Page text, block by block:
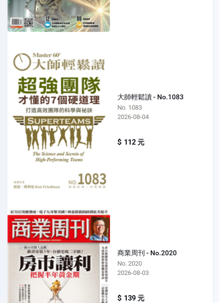
大師輕鬆讀 - No.1083
No. 1083
2026-08-04
$ 112 元
商業周刊 - No.2020
No. 2020
2026-08-03
$ 139 元